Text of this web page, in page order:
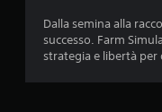
Dalla semina alla
successo. Farm
strategia e libertà per